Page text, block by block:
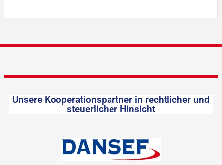
Unsere Kooperationspartner in rechtlicher und
steuerlicher Hinsicht